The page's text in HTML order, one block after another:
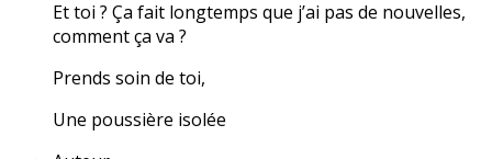
Et toi ? Ça fait longtemps que j’ai pas de nouvelles,
comment ça va ?
Prends soin de toi,
Une poussière isolée